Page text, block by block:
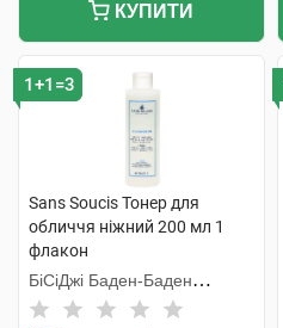
КУПИТИ
1+1=3
Sans Soucis Тонер для
обличчя ніжний 200 мл 1
флакон
БіСіДжі Баден-Баден
Косметікс Груп Гмбх